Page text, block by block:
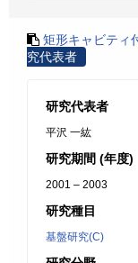
矩形キャビティ
究代表者
研究代表者
平沢 一紘
研究期間 (年度)
2001 – 2003
研究種目
基盤研究(C)